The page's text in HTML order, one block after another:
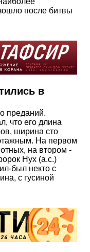
после битвы
в
преданий.
что его длина
ширина сто
На первом
на втором -
Нух (а.с.)
был некто с
с гусиной